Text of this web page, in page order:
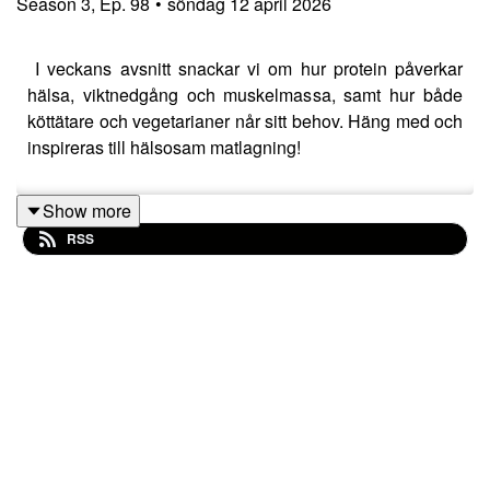
I veckans avsnitt snackar vi om hur protein påverkar
hälsa, viktnedgång och muskelmassa, samt hur både
köttätare och vegetarianer når sitt behov. Häng med och
inspireras till hälsosam matlagning!
Show more
RSS